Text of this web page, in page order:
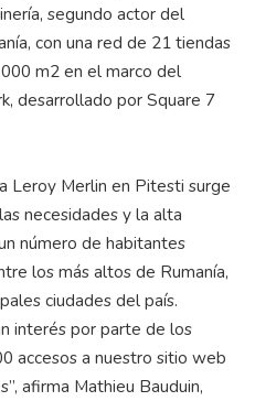
segundo actor del
con una red de 21 tiendas
m2 en el marco del
desarrollado por Square 7
Leroy Merlin en Pitesti surge
necesidades y la alta
número de habitantes
los más altos de Rumanía,
ciudades del país.
interés por parte de los
accesos a nuestro sitio web
afirma Mathieu Bauduin,